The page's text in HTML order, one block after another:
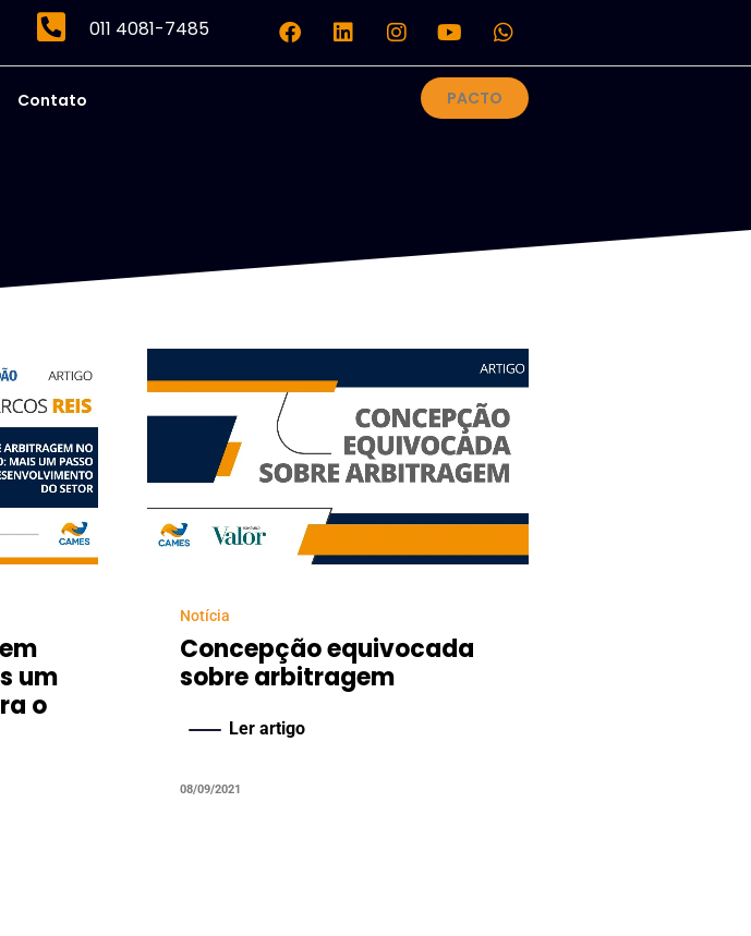
011 4081-7485
Contato PACTO
um
o
Notícia
Concepção equivocada
sobre arbitragem
Ler artigo
08/09/2021